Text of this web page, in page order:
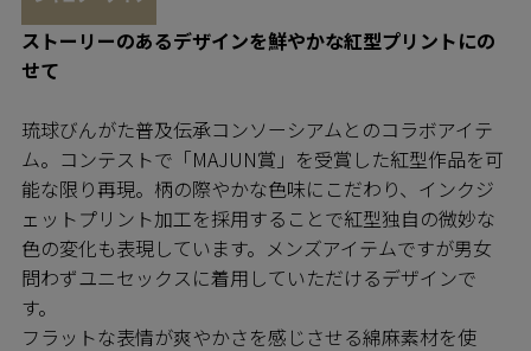
ストーリーのあるデザインを鮮やかな紅型プリントにの
せて
琉球びんがた普及伝承コンソーシアムとのコラボアイテ
ム。コンテストで「MAJUN賞」を受賞した紅型作品を可
能な限り再現。柄の際やかな色味にこだわり、インクジ
ェットプリント加工を採用することで紅型独自の微妙な
色の変化も表現しています。メンズアイテムですが男女
問わずユニセックスに着用していただけるデザインで
す。
フラットな表情が爽やかさを感じさせる綿麻素材を使